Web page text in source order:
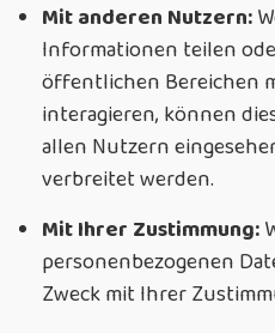
Mit anderen Nutzern:
Informationen teilen
öffentlichen Bereichen
interagieren, können
allen Nutzern
verbreitet werden.
Mit Ihrer Zustimmung:
personenbezogenen
Zweck mit Ihrer